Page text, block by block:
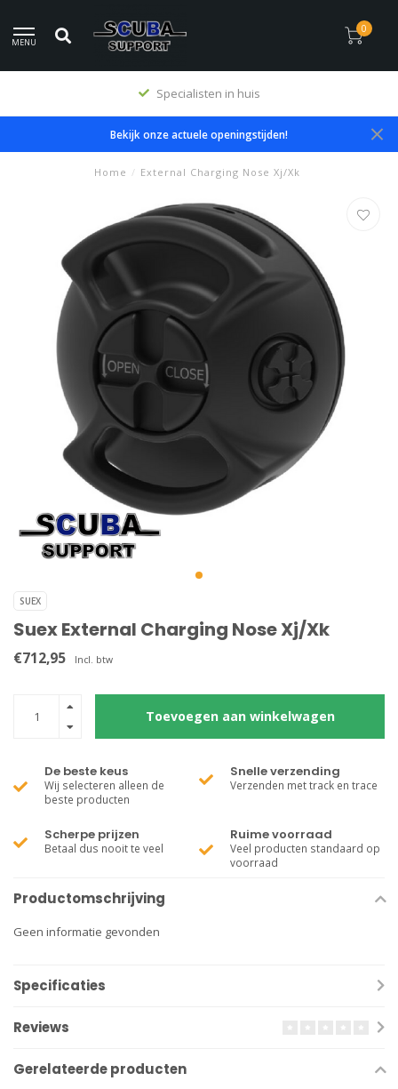
MENU
0
Specialisten in huis
Bekijk onze actuele openingstijden!
Home / External Charging Nose Xj/Xk
SUEX
Suex External Charging Nose Xj/Xk
€712,95 Incl. btw
Toevoegen aan winkelwagen
De beste keus
Wij selecteren alleen de
beste producten
Snelle verzending
Verzenden met track en trace
Scherpe prijzen
Betaal dus nooit te veel
Ruime voorraad
Veel producten standaard op
voorraad
Productomschrijving
Geen informatie gevonden
Specificaties
Reviews
Gerelateerde producten